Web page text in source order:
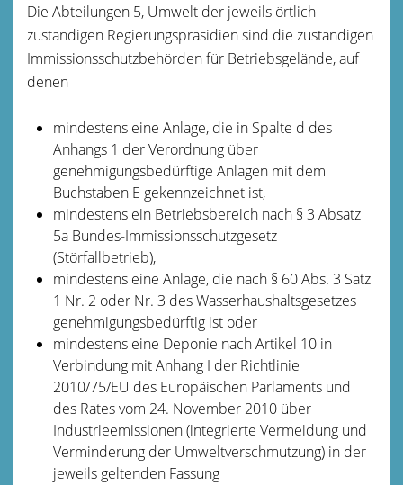
Die Abteilungen 5, Umwelt der jeweils örtlich
zuständigen Regierungspräsidien sind die zuständigen
Immissionsschutzbehörden für Betriebsgelände, auf
denen
mindestens eine Anlage, die in Spalte d des
Anhangs 1 der Verordnung über
genehmigungsbedürftige Anlagen mit dem
Buchstaben E gekennzeichnet ist,
mindestens ein Betriebsbereich nach § 3 Absatz
5a Bundes-Immissionsschutzgesetz
(Störfallbetrieb),
mindestens eine Anlage, die nach § 60 Abs. 3 Satz
1 Nr. 2 oder Nr. 3 des Wasserhaushaltsgesetzes
genehmigungsbedürftig ist oder
mindestens eine Deponie nach Artikel 10 in
Verbindung mit Anhang I der Richtlinie
2010/75/EU des Europäischen Parlaments und
des Rates vom 24. November 2010 über
Industrieemissionen (integrierte Vermeidung und
Verminderung der Umweltverschmutzung) in der
jeweils geltenden Fassung